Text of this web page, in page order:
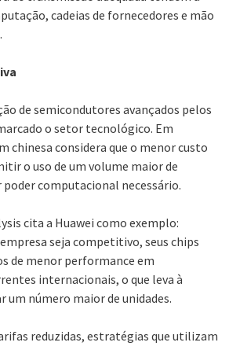
cadeias de fornecedores e mão
de semicondutores avançados pelos
o setor tecnológico. Em
chinesa considera que o menor custo
o uso de um volume maior de
computacional necessário.
cita a Huawei como exemplo:
seja competitivo, seus chips
de menor performance em
internacionais, o que leva à
um número maior de unidades.
reduzidas, estratégias que utilizam